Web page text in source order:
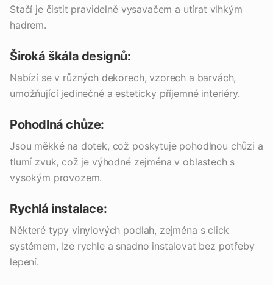
Stačí je čistit pravidelně vysavačem a utírat vlhkým
hadrem.
Široká škála designů:
Nabízí se v různých dekorech, vzorech a barvách,
umožňující jedinečné a esteticky příjemné interiéry.
Pohodlná chůze:
Jsou měkké na dotek, což poskytuje pohodlnou chůzi a
tlumí zvuk, což je výhodné zejména v oblastech s
vysokým provozem.
Rychlá instalace:
Některé typy vinylových podlah, zejména s click
systémem, lze rychle a snadno instalovat bez potřeby
lepení.